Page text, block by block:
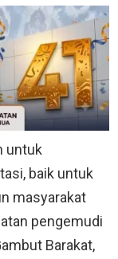
untuk
baik untuk
masyarakat
pengemudi
Barakat,